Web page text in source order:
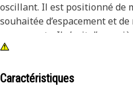
oscillant. Il est positionné de
souhaitée d’espacement et
composants. Il s’agit d’une
inoxydable avec une forme
Caractéristiques